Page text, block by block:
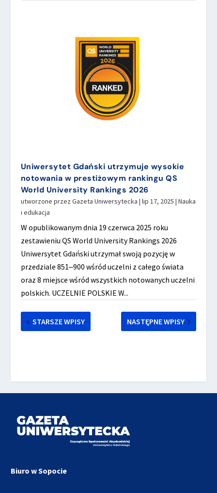
Uniwersytet Gdański utrzymuje wysokie
notowania w prestiżowym rankingu QS
World University Rankings 2026
utworzone przez Gazeta Uniwersytecka | lip 17, 2025 | Nauka
i edukacja
W opublikowanym dnia 19 czerwca 2025 roku
zestawieniu QS World University Rankings 2026
Uniwersytet Gdański utrzymał swoją pozycję w
przedziale 851‒900 wśród uczelni z całego świata
oraz 8 miejsce wśród wszystkich notowanych uczelni
polskich. UCZELNIE POLSKIE W...
STARSZE WPISY NASTĘPNE WPISY
Biuro w Sopocie